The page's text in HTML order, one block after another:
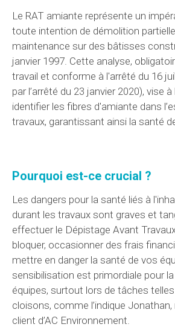
Le RAT amiante représente un
toute intention de démolition
maintenance sur des bâtisses
janvier 1997. Cette analyse,
travail et conforme à l'arrêté du 16
par l’arrêté du 23 janvier 2020), vise
identifier les fibres d'amiante dans
travaux, garantissant ainsi la santé
Pourquoi est-ce crucial ?
Les dangers pour la santé liés à
durant les travaux sont graves et
effectuer le Dépistage Avant
bloquer, occasionner des frais
mettre en danger la santé de vos
sensibilisation est primordiale pour
équipes, surtout lors de tâches
cloisons, comme l’indique
client d’AC Environnement.